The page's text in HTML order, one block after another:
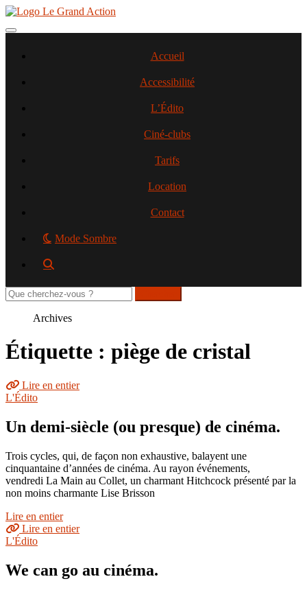
Aller
contenu
Toggle navigation
Accueil
Accessibilité
L’Édito
Ciné-clubs
Tarifs
Location
Contact
Mode Sombre
Rechercher
sur
Archives
Étiquette : piège de cristal
Lire en entier
L'Édito
Un demi-siècle (ou presque) de cinéma.
Trois cycles, qui, de façon non exhaustive, balayent une
cinquantaine d’années de cinéma. Au rayon événements,
vendredi La Main au Collet, un charmant Hitchcock présenté par la
non moins charmante Lise Brisson
Lire en entier
Lire en entier
L'Édito
We can go au cinéma.